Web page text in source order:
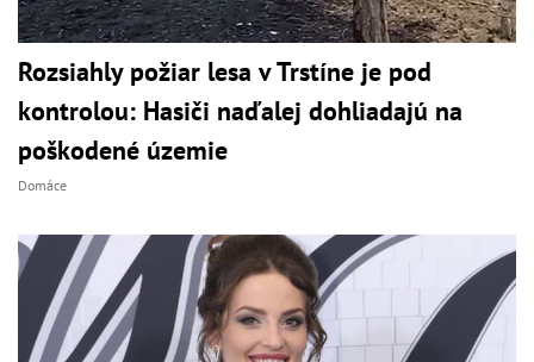
Rozsiahly požiar lesa v Trstíne je pod
kontrolou: Hasiči naďalej dohliadajú na
poškodené územie
Domáce